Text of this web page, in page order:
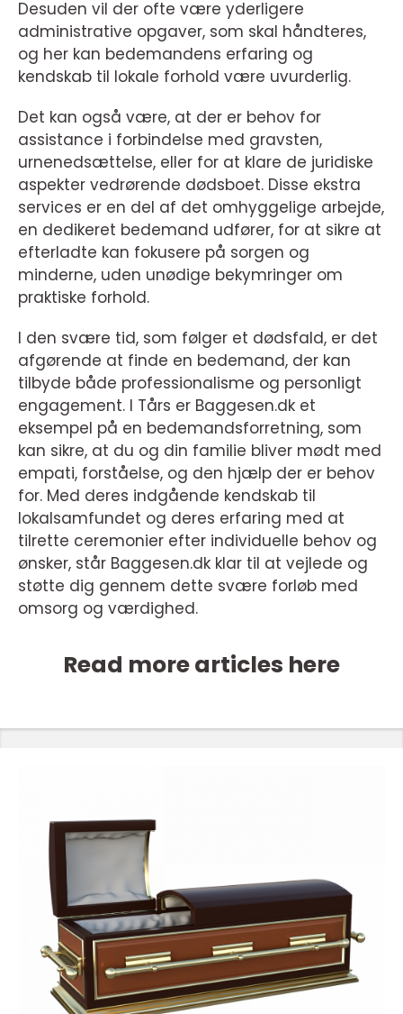
Desuden vil der ofte være yderligere
administrative opgaver, som skal håndteres,
og her kan bedemandens erfaring og
kendskab til lokale forhold være uvurderlig.
Det kan også være, at der er behov for
assistance i forbindelse med gravsten,
urnenedsættelse, eller for at klare de juridiske
aspekter vedrørende dødsboet. Disse ekstra
services er en del af det omhyggelige arbejde,
en dedikeret bedemand udfører, for at sikre at
efterladte kan fokusere på sorgen og
minderne, uden unødige bekymringer om
praktiske forhold.
I den svære tid, som følger et dødsfald, er det
afgørende at finde en bedemand, der kan
tilbyde både professionalisme og personligt
engagement. I Tårs er Baggesen.dk et
eksempel på en bedemandsforretning, som
kan sikre, at du og din familie bliver mødt med
empati, forståelse, og den hjælp der er behov
for. Med deres indgående kendskab til
lokalsamfundet og deres erfaring med at
tilrette ceremonier efter individuelle behov og
ønsker, står Baggesen.dk klar til at vejlede og
støtte dig gennem dette svære forløb med
omsorg og værdighed.
Read more articles here